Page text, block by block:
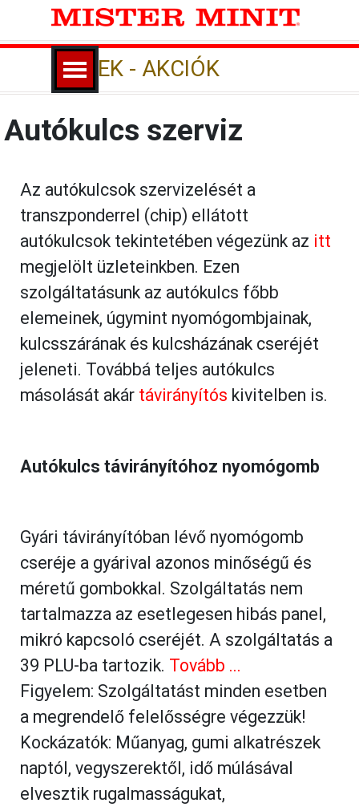
Tartalomhoz ugrás
HÍREK - AKCIÓK
Ugrás a menüre
Autókulcs szerviz
Az autókulcsok szervizelését a
transzponderrel (chip) ellátott
autókulcsok tekintetében végezünk az itt
megjelölt üzleteinkben. Ezen
szolgáltatásunk az autókulcs főbb
elemeinek, úgymint nyomógombjainak,
kulcsszárának és kulcsházának cseréjét
jeleneti. Továbbá teljes autókulcs
másolását akár távirányítós kivitelben is.
Autókulcs távirányítóhoz nyomógomb
Gyári távirányítóban lévő nyomógomb
cseréje a gyárival azonos minőségű és
méretű gombokkal. Szolgáltatás nem
tartalmazza az esetlegesen hibás panel,
mikró kapcsoló cseréjét. A szolgáltatás a
39 PLU-ba tartozik. Tovább ...
Figyelem: Szolgáltatást minden esetben
a megrendelő felelősségre végezzük!
Kockázatók: Műanyag, gumi alkatrészek
naptól, vegyszerektől, idő múlásával
elvesztik rugalmasságukat,